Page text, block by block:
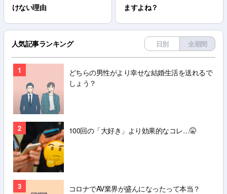
けない理由
ますよね？
人気記事ランキング 日別 全期間
1
どちらの男性がより幸せな結婚生活を送れるで
しょう？
2 100回の「大好き」より効果的なコレ…🤫
3 コロナでAV業界が盛んになったって本当？